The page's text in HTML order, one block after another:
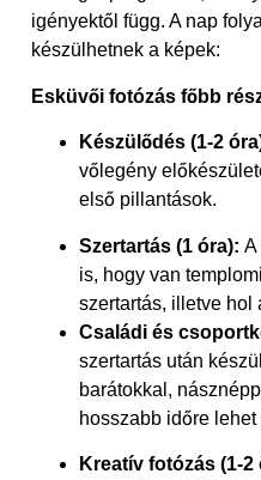
igényektől függ. A nap
készülhetnek a képek:
Esküvői fotózás főbb
Készülődés (1-2
vőlegény
első pillantások.
Szertartás (1 óra): A
is, hogy van
szertartás, illetve hol
Családi és
szertartás után
barátokkal,
hosszabb időre lehet
Kreatív fotózás (1-2